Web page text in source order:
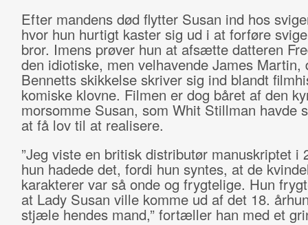
Efter mandens død flytter Susan ind hos
hvor hun hurtigt kaster sig ud i at forføre
bror. Imens prøver hun at afsætte datteren
den idiotiske, men velhavende James Martin,
Bennetts skikkelse skriver sig ind blandt
komiske klovne. Filmen er dog båret af den
morsomme Susan, som Whit Stillman havde
at få lov til at realisere.
”Jeg viste en britisk distributør manuskriptet i
hun hadede det, fordi hun syntes, at de
karakterer var så onde og frygtelige. Hun
at Lady Susan ville komme ud af det 18.
stjæle hendes mand,” fortæller han med et